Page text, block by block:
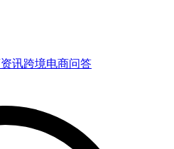
讯跨境电商问答